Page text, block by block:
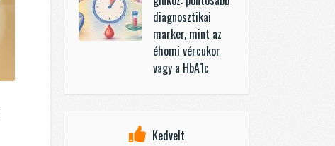
diagnosztikai
marker, mint az
éhomi vércukor
vagy a HbA1c
Kedvelt